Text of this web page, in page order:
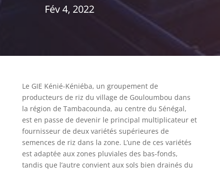
Fév 4, 2022
Le GIE Kénié-Kéniéba, un groupement de
producteurs de riz du village de Gouloumbou dans
la région de Tambacounda, au centre du Sénégal,
est en passe de devenir le principal multiplicateur et
fournisseur de deux variétés supérieures de
semences de riz dans la zone. L’une de ces variétés
est adaptée aux zones pluviales des bas-fonds,
tandis que l’autre convient aux sols bien drainés du